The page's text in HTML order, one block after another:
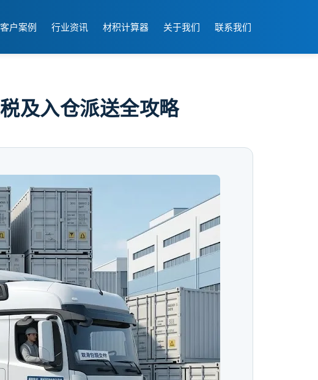
客户案例 行业资讯 材积计算器 关于我们 联系我们
及入仓派送全攻略